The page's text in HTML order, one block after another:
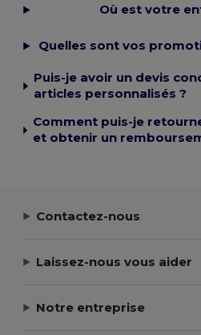
Où est votre
Quelles sont vos
Puis-je avoir un devis
articles personnalisés ?
Comment puis-je
et obtenir un
Contactez-nous
Laissez-nous vous aider
Notre entreprise